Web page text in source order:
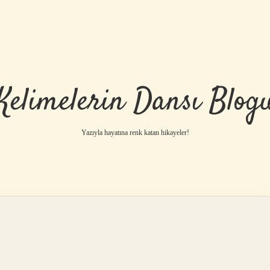
Dansı
Yazıyla hayatına renk katan hikayeler!